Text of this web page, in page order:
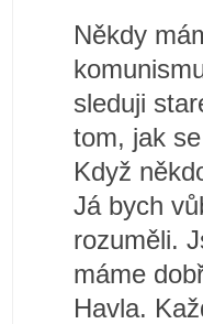
Někdy
sleduji
tom, jak
Když
Já bych
rozuměli.
máme
Havla.